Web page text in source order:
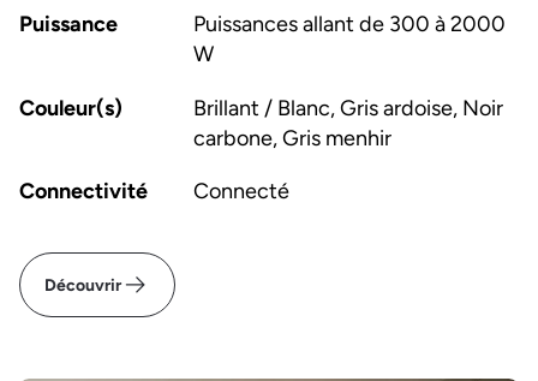
Puissance
Puissances allant de 300 à 2000
W
Couleur(s)
Brillant / Blanc, Gris ardoise, Noir
carbone, Gris menhir
Connectivité Connecté
Découvrir